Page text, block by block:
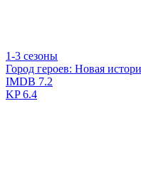
1-3 сезоны
Город героев: Новая
IMDB 7.2
KP6.4